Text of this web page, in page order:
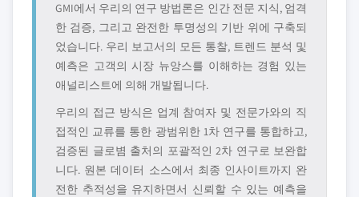
GMI에서 우리의 연구 방법론은 인간 전문 지식, 엄격
한 검증, 그리고 완전한 투명성의 기반 위에 구축되
었습니다. 우리 보고서의 모든 통찰, 트렌드 분석 및
예측은 고객의 시장 뉴앙스를 이해하는 경험 있는
애널리스트에 의해 개발됩니다.
우리의 접근 방식은 업계 참여자 및 전문가와의 직
접적인 교류를 통한 광범위한 1차 연구를 통합하고,
검증된 글로볌 출처의 포괄적인 2차 연구로 보완합
니다. 원본 데이터 소스에서 최종 인사이트까지 완
전한 추적성을 유지하면서 신뢰할 수 있는 예측을